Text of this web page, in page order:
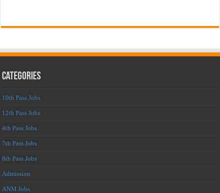
Categories
10th Pass Jobs
12th Pass Jobs
4th Pass Jobs
7th Pass Jobs
8th Pass Jobs
Admission
ANM Jobs